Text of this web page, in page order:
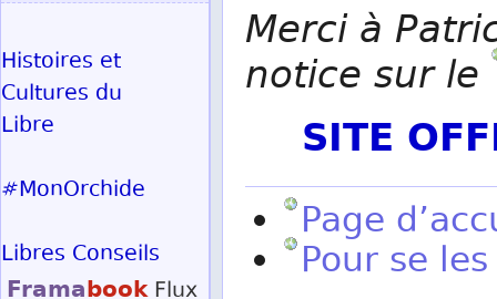
Merci à
notice sur le
SITE
Page
Pour se
Histoires et
Cultures du
Libre
#MonOrchide
Libres Conseils
Framabook Flux